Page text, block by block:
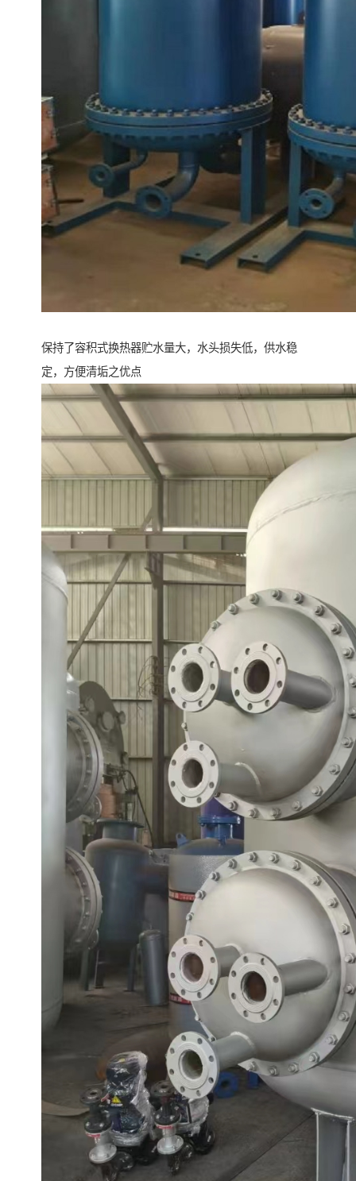
保持了容积式换热器贮水量大，水头损失低，供水稳
定，方便清垢之优点